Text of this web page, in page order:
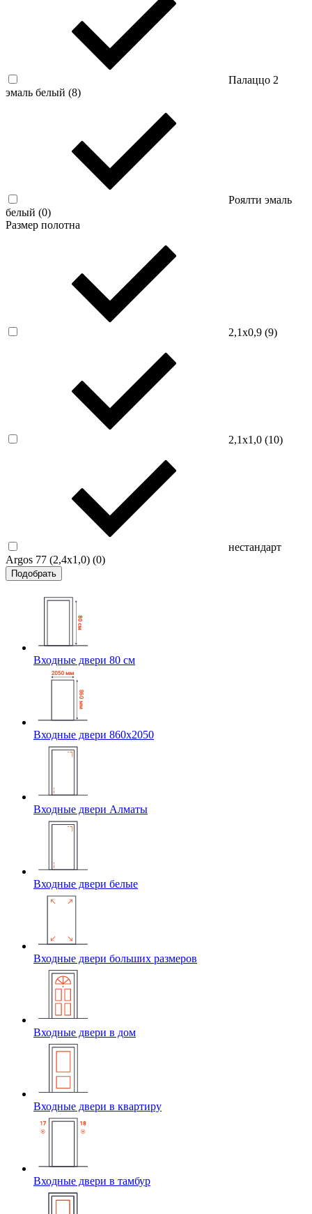
Палаццо 2
эмаль белый (8)
Роялти эмаль
белый (0)
Размер полотна
2,1х0,9 (9)
2,1х1,0 (10)
нестандарт
Argos 77 (2,4х1,0) (0)
Подобрать
Входные двери 80 см
Входные двери 860х2050
Входные двери Алматы
Входные двери белые
Входные двери больших размеров
Входные двери в дом
Входные двери в квартиру
Входные двери в тамбур